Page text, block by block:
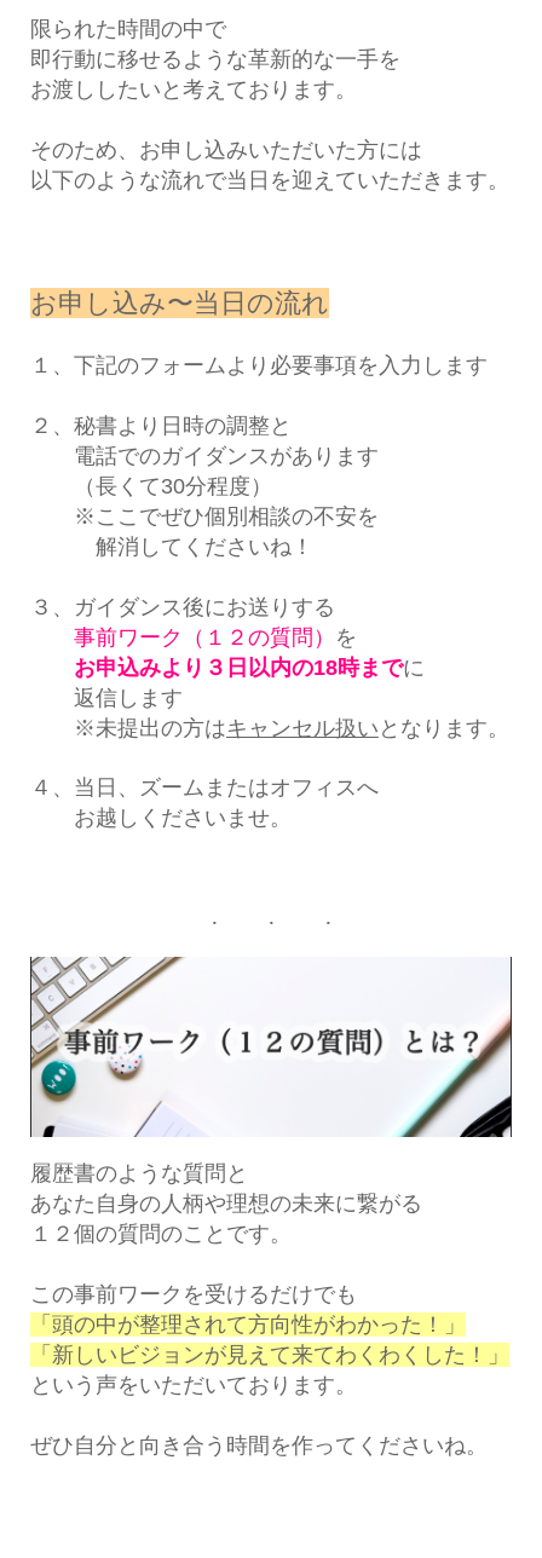
限られた時間の中で
即行動に移せるような革新的な一手を
お渡ししたいと考えております。
そのため、お申し込みいただいた方には
以下のような流れで当日を迎えていただきます。
お申し込み〜当日の流れ
１、下記のフォームより必要事項を入力します
２、秘書より日時の調整と
電話でのガイダンスがあります
（長くて30分程度）
※ここでぜひ個別相談の不安を
解消してくださいね！
３、ガイダンス後にお送りする
事前ワーク（１２の質問）
を
お申込みより３日以内の18時までに
返信します
※未提出の方はキャンセル扱い となります。
４、当日、ズームまたはオフィスへ
お越しくださいませ。
履歴書のような質問と
あなた自身の人柄や理想の未来に繋がる
１２個の質問のことです。
この事前ワークを受けるだけでも
「頭の中が整理されて方向性がわかった！」
「新しいビジョンが見えて来てわくわくした！」
という声をいただいております。
ぜひ自分と向き合う時間を作ってくださいね。